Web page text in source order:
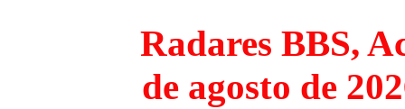
Radares BBS,
de agosto de